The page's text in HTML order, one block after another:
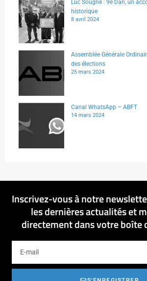
Luc Sougné : 9e Dan, un
historique
8 avril 2024
Assemblée Générale
des élections
25 mars 2024
Canal WhatsApp – ABFT
14 mars 2024
Inscrivez-vous à notre
les dernières actualités et
directement dans votre boîte